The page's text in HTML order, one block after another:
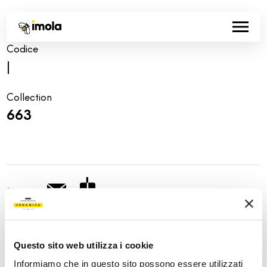
Questo sito web utilizza i cookie
Informiamo che in questo sito possono essere utilizzati
Codice
Collection
663
Share: